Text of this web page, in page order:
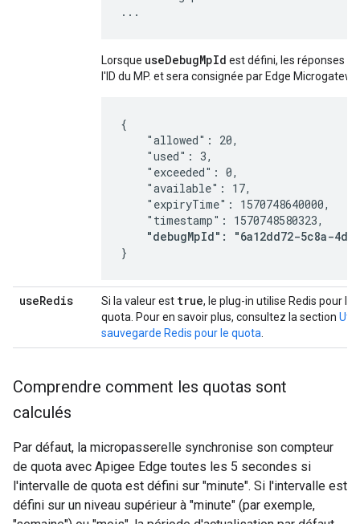
...
Lorsque useDebugMpId est défini, les réponses
l'ID du MP. et sera consignée par Edge
{
    "allowed": 20,
    "used": 3,
    "exceeded": 0,
    "available": 17,
    "expiryTime": 1570748640000,
    "timestamp": 1570748580323,
"debugMpId": "6a12dd72-5c8a-
}
useRedis Si la valeur est true, le plug-in utilise Redis pour
quota. Pour en savoir plus, consultez la section
sauvegarde Redis pour le quota
Comprendre comment les quotas sont
calculés
Par défaut, la micropasserelle synchronise son compteur
de quota avec Apigee Edge toutes les 5 secondes si
l'intervalle de quota est défini sur "minute". Si l'intervalle est
défini sur un niveau supérieur à "minute" (par exemple,